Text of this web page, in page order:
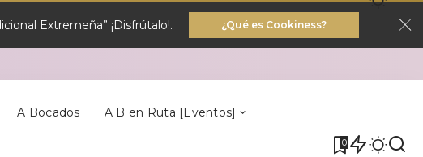
Extremeña” ¡Disfrútalo!. ¿Qué es Cookiness?
A Bocados A B en Ruta [Eventos]
0
Villa Del Rey